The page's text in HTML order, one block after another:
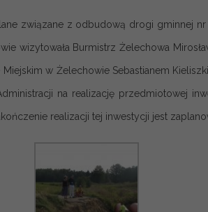
związane z odbudową drogi gminnej nr
wizytowała Burmistrz Żelechowa
w Żelechowie Sebastianem
na realizację przedmiotowej
realizacji tej inwestycji jest